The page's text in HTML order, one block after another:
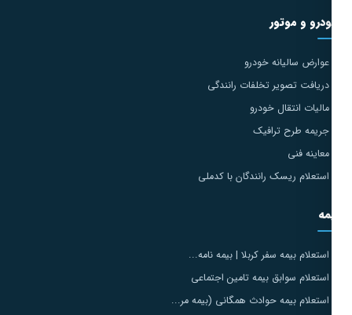
و موتور
عوارض سالیانه خودرو
دریافت تصویر تخلفات رانندگی
مالیات انتقال خودرو
جریمه طرح ترافیک
معاینه فنی
استعلام ریسک رانندگان با کدملی
استعلام بیمه سفر کربلا | بیمه نامه...
استعلام سوابق بیمه تامین اجتماعی
استعلام بیمه حوادث همگانی (بیمه مر...